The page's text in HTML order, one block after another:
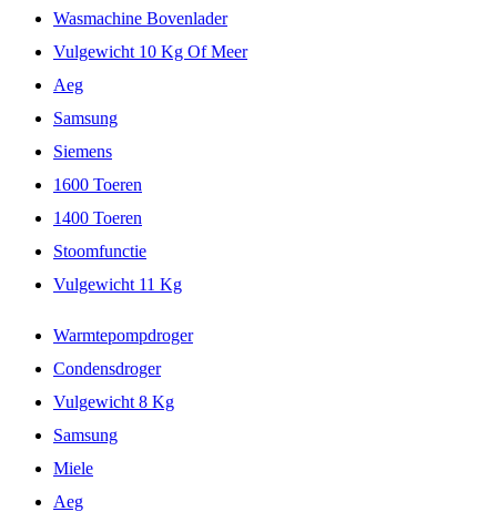
Wasmachine Bovenlader
Vulgewicht 10 Kg Of Meer
Aeg
Samsung
Siemens
1600 Toeren
1400 Toeren
Stoomfunctie
Vulgewicht 11 Kg
Warmtepompdroger
Condensdroger
Vulgewicht 8 Kg
Samsung
Miele
Aeg